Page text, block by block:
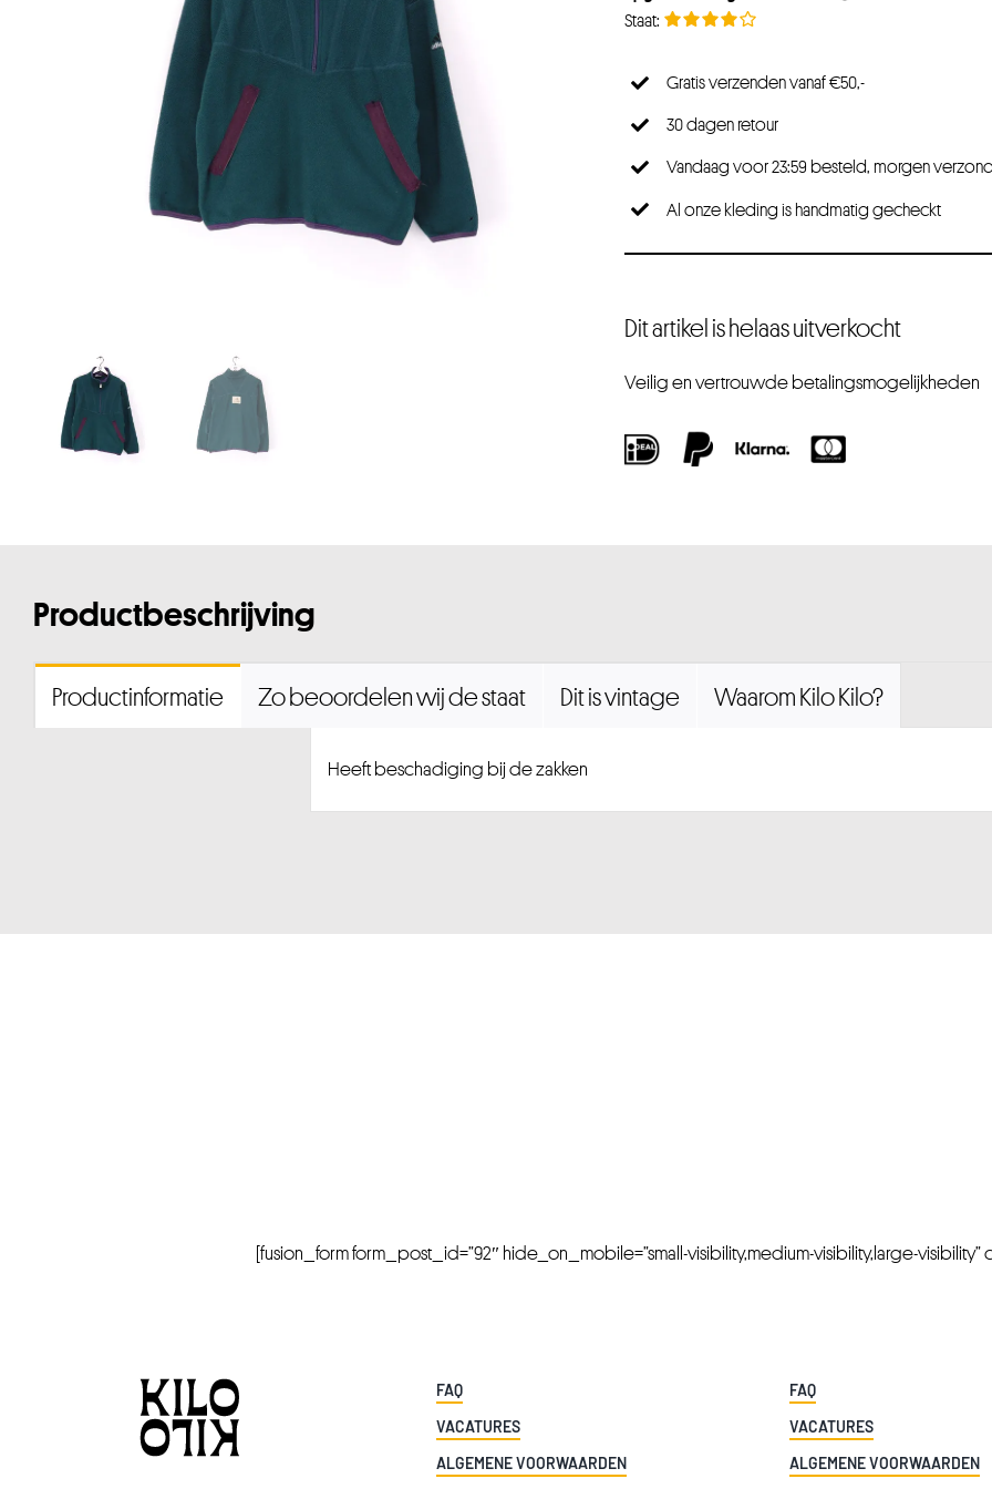
Gratis verzenden vanaf €50,-
30 dagen retour
Vandaag voor 23:59 besteld, morgen
Al onze kleding is handmatig gecheckt
Dit artikel is helaas uitverkocht
Veilig en vertrouwde betalingsmogelijkheden
Productbeschrijving
Productinformatie Zo beoordelen wij de staat Dit is vintage Waarom Kilo Kilo?
Heeft beschadiging bij de zakken
[fusion_form form_post_id=”92″ hide_on_mobile=”small-visibility,medium-visibility,large-visibility”
FAQ
VACATURES
ALGEMENE VOORWAARDEN
FAQ
VACATURES
ALGEMENE VOORWAARDEN